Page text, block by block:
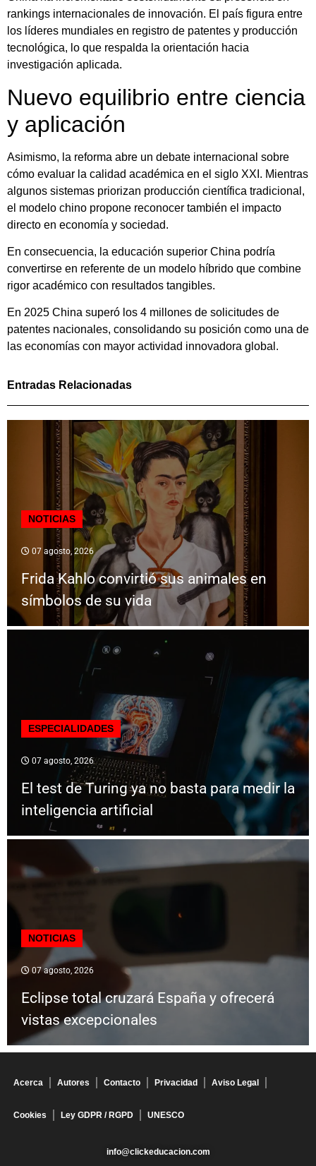
rankings internacionales de innovación. El país figura entre
los líderes mundiales en registro de patentes y producción
tecnológica, lo que respalda la orientación hacia
investigación aplicada.
Nuevo equilibrio entre ciencia
y aplicación
Asimismo, la reforma abre un debate internacional sobre
cómo evaluar la calidad académica en el siglo XXI. Mientras
algunos sistemas priorizan producción científica tradicional,
el modelo chino propone reconocer también el impacto
directo en economía y sociedad.
En consecuencia, la educación superior China podría
convertirse en referente de un modelo híbrido que combine
rigor académico con resultados tangibles.
En 2025 China superó los 4 millones de solicitudes de
patentes nacionales, consolidando su posición como una de
las economías con mayor actividad innovadora global.
Entradas Relacionadas
NOTICIAS
07 agosto, 2026
Frida Kahlo convirtió sus animales en
símbolos de su vida
ESPECIALIDADES
07 agosto, 2026
El test de Turing ya no basta para medir la
inteligencia artificial
NOTICIAS
07 agosto, 2026
Eclipse total cruzará España y ofrecerá
vistas excepcionales
Acerca Autores Contacto Privacidad Aviso Legal
Cookies Ley GDPR / RGPD UNESCO
info@clickeducacion.com